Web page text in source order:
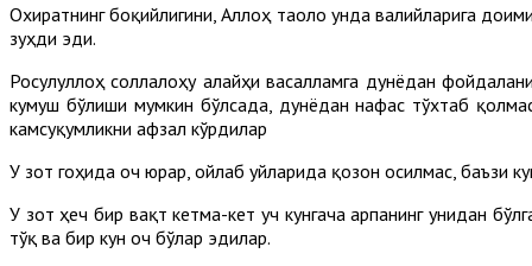
Охиратнинг боқийлигини, Аллоҳ таоло унда валийларига
зуҳди эди.
Росулуллоҳ соллалоҳу алайҳи васалламга дунёдан
кумуш бўлиши мумкин бўлсада, дунёдан нафас тўхтаб
камсуқумликни афзал кўрдилар
У зот гоҳида оч юрар, ойлаб уйларида қозон осилмас, баъзи
У зот ҳеч бир вақт кетма-кет уч кунгача арпанинг унидан
тўқ ва бир кун оч бўлар эдилар.